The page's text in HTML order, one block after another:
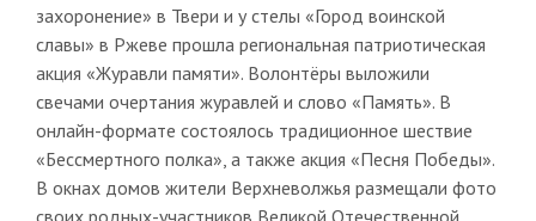
захоронение» в Твери и у стелы «Город воинской
славы» в Ржеве прошла региональная патриотическая
акция «Журавли памяти». Волонтёры выложили
свечами очертания журавлей и слово «Память». В
онлайн-формате состоялось традиционное шествие
«Бессмертного полка», а также акция «Песня Победы».
В окнах домов жители Верхневолжья размещали фото
своих родных-участников Великой Отечественной